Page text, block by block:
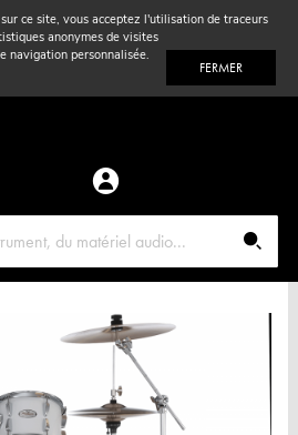
ce site, vous acceptez l'utilisation de traceurs
anonymes de visites
navigation personnalisée.
FERMER